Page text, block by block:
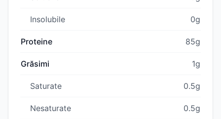
Insolubile 0g
Proteine 85g
Grăsimi 1g
Saturate 0.5g
Nesaturate 0.5g